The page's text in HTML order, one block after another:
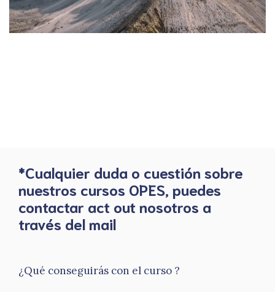
*Cualquier duda o cuestión sobre
nuestros cursos OPES, puedes
contactar act out nosotros a
través del mail
¿Qué conseguirás con el curso ?